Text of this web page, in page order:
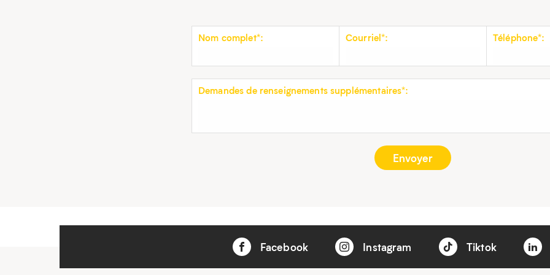
Nom complet*: Courriel*: Téléphone*:
Demandes de renseignements supplémentaires*:
Facebook Instagram Tiktok